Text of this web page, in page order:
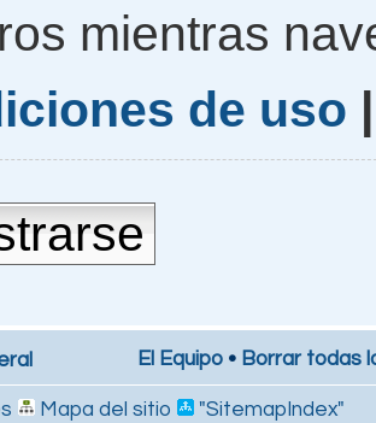
mientras
de uso
El Equipo • Borrar todas
Mapa del sitio "SitemapIndex"